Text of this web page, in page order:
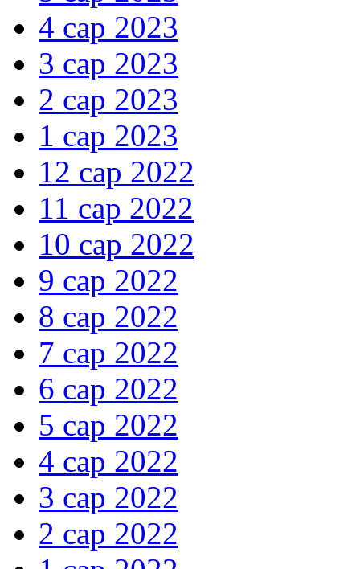
4 сар 2023
3 сар 2023
2 сар 2023
1 сар 2023
12 сар 2022
11 сар 2022
10 сар 2022
9 сар 2022
8 сар 2022
7 сар 2022
6 сар 2022
5 сар 2022
4 сар 2022
3 сар 2022
2 сар 2022